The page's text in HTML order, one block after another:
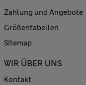
Zahlung und Angebote
Größentabellen
Sitemap
WIR ÜBER UNS
Kontakt